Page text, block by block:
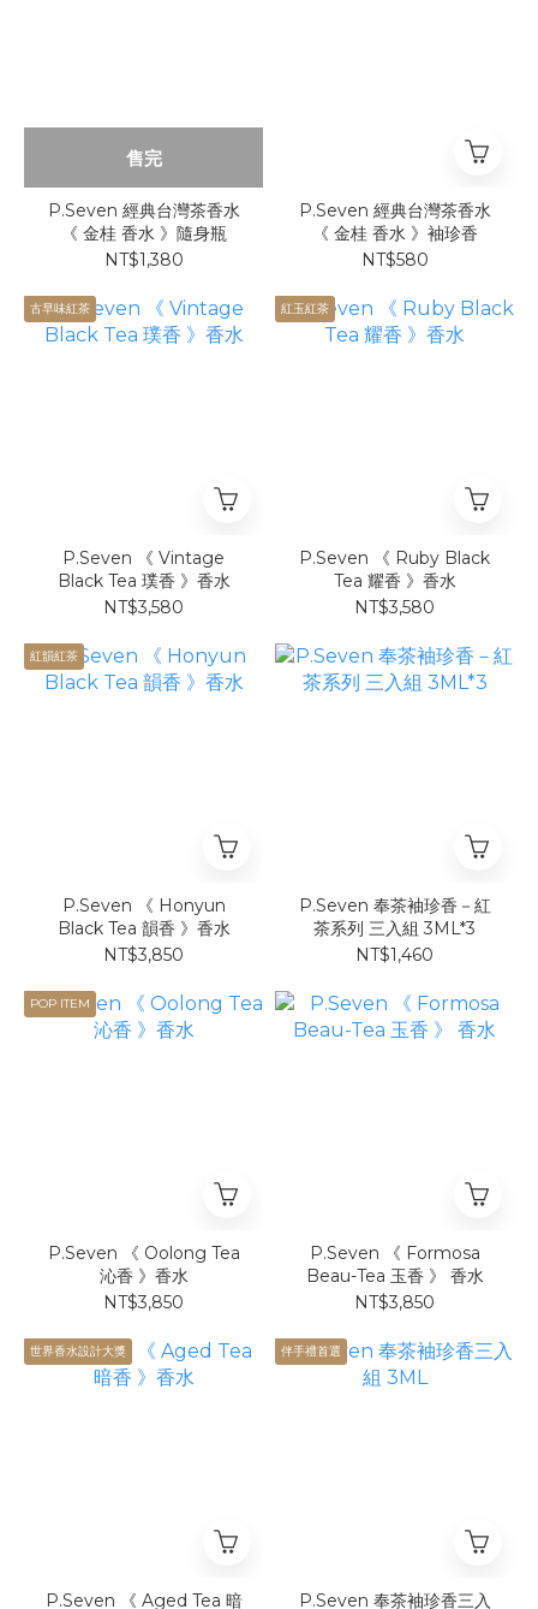
售完
P.Seven 經典台灣茶香水
《 金桂 香水 》隨身瓶
NT$1,380
P.Seven 經典台灣茶香水
《 金桂 香水 》袖珍香
NT$580
古早味紅茶
P.Seven 《 Vintage
Black Tea 璞香 》香水
NT$3,580
紅玉紅茶
P.Seven 《 Ruby Black
Tea 耀香 》香水
NT$3,580
紅韻紅茶
P.Seven 《 Honyun
Black Tea 韻香 》香水
NT$3,850
P.Seven 奉茶袖珍香－紅
茶系列 三入組 3ML*3
NT$1,460
POP ITEM
P.Seven 《 Oolong Tea
沁香 》香水
NT$3,850
P.Seven 《 Formosa
Beau-Tea 玉香 》 香水
NT$3,850
世界香水設計大獎
P.Seven 《 Aged Tea 暗
伴手禮首選
P.Seven 奉茶袖珍香三入